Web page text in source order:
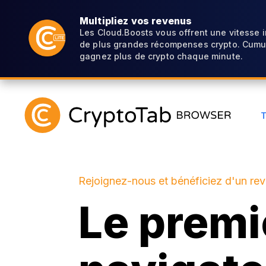
Multipliez vos revenus
Les Cloud.Boosts vous offrent une vitesse
de plus grandes récompenses crypto.
gagnez plus de crypto chaque minute.
Rejoignez-nous et bénéficiez d'un
Le